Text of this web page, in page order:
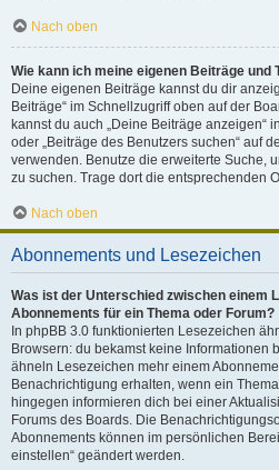
Nach oben
Wie kann ich meine eigenen Beiträge und
Deine eigenen Beiträge kannst du dir
Beiträge“ im Schnellzugriff oben auf der
kannst du auch „Deine Beiträge anzeigen“
oder „Beiträge des Benutzers suchen“ auf
verwenden. Benutze die erweiterte Suche,
zu suchen. Trage dort die entsprechenden
Nach oben
Abonnements und Lesezeichen
Was ist der Unterschied zwischen einem
Abonnements für ein Thema oder Forum?
In phpBB 3.0 funktionierten Lesezeichen
Browsern: du bekamst keine Informationen
ähneln Lesezeichen mehr einem
Benachrichtigung erhalten, wenn ein
hingegen informieren dich bei einer
Forums des Boards. Die
Abonnements können im persönlichen
einstellen“ geändert werden.